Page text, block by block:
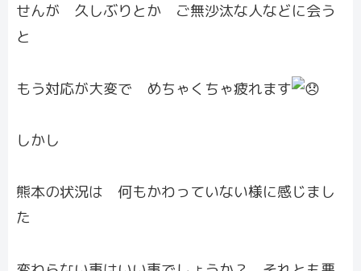
せんが 久しぶりとか ご無沙汰な人などに会う
と
もう対応が大変で めちゃくちゃ疲れます
しかし
熊本の状況は 何もかわっていない様に感じまし
た